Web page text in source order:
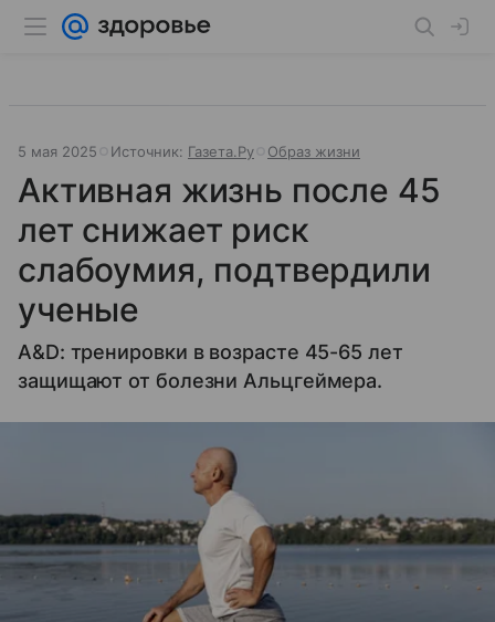
5 мая 2025 Источник: Газета.Ру Образ жизни
Активная жизнь после 45
лет снижает риск
слабоумия, подтвердили
ученые
A&D: тренировки в возрасте 45-65 лет
защищают от болезни Альцгеймера.